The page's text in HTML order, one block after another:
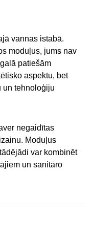
vannas istabā.
moduļus, jums nav
patiešām
aspektu, bet
un tehnoloģiju
negaidītas
Moduļus
var kombinēt
un sanitāro